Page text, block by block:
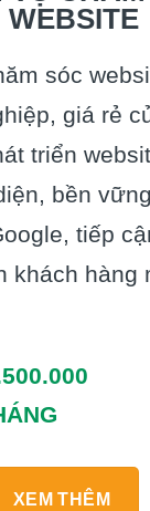
WEBSITE
sóc
giá rẻ
triển
bền
tiếp
khách hàng
XEM THÊM